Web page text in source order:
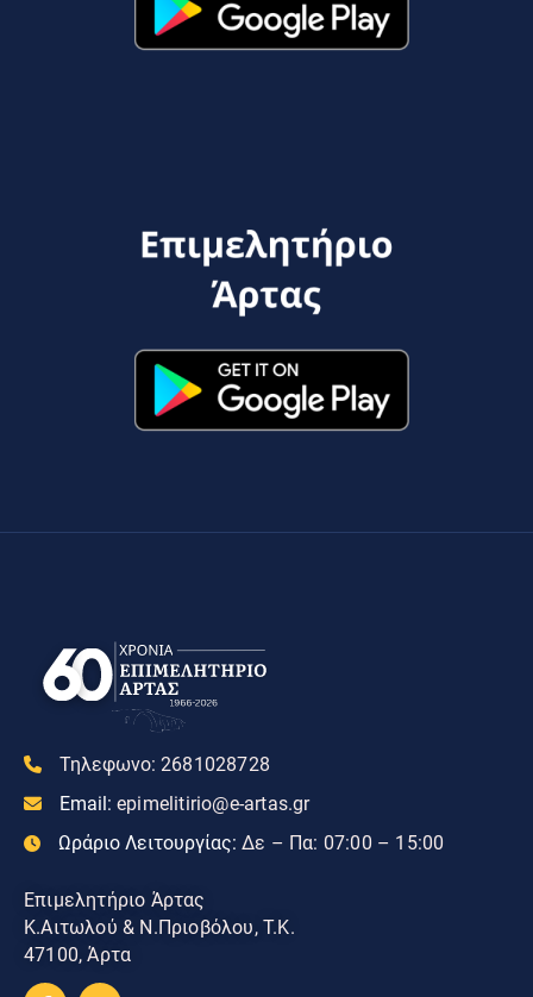
Τηλεφωνο: 2681028728
Email: epimelitirio@e-artas.gr
Ωράριο Λειτουργίας: Δε – Πα: 07:00 – 15:00
Επιμελητήριο Άρτας
Κ.Αιτωλού & Ν.Πριοβόλου, Τ.Κ.
47100, Άρτα